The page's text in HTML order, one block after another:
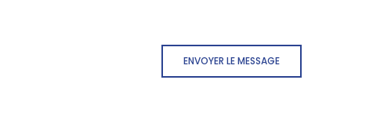
ENVOYER LE MESSAGE